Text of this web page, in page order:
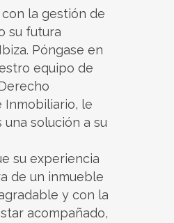
la gestión de
su futura
Póngase en
equipo de
Inmobiliario, le
una solución a su
su experiencia
de un inmueble
y con la
acompañado,